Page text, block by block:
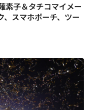
素子＆タチコマイメー
、スマホポーチ、ツー